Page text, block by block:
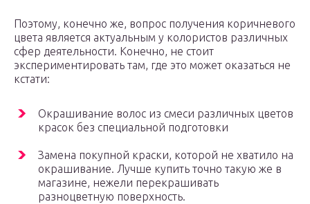
Поэтому, конечно же, вопрос получения коричневого
цвета является актуальным у колористов различных
сфер деятельности. Конечно, не стоит
экспериментировать там, где это может оказаться не
кстати:
Окрашивание волос из смеси различных цветов
красок без специальной подготовки
Замена покупной краски, которой не хватило на
окрашивание. Лучше купить точно такую же в
магазине, нежели перекрашивать
разноцветную поверхность.